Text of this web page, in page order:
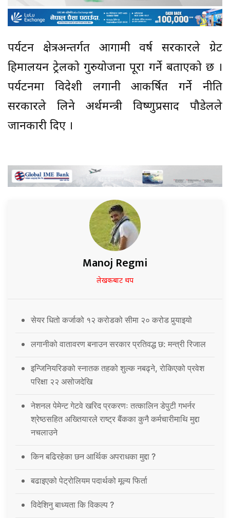
पर्यटन क्षेत्रअन्तर्गत आगामी वर्ष सरकारले ग्रेट
हिमालयन ट्रेलको गुरुयोजना पूरा गर्ने बताएको छ ।
पर्यटनमा विदेशी लगानी आकर्षित गर्ने नीति
सरकारले लिने अर्थमन्त्री विष्णुप्रसाद पौडेलले
जानकारी दिए ।
Manoj Regmi
लेखकबाट थप
सेयर धितो कर्जाको १२ करोडको सीमा २० करोड पुर्‍याइयो
लगानीको वातावरण बनाउन सरकार प्रतिवद्ध छ: मन्त्री रिजाल
इन्जिनियरिङको स्नातक तहको शुल्क नबढ्ने, रोकिएको प्रवेश
परिक्षा २२ असोजदेखि
नेशनल पेमेन्ट गेटवे खरिद प्रकरणः तत्कालिन डेपुटी गभर्नर
श्रेष्ठसहित अख्तियारले राष्ट्र बैंकका कुनै कर्मचारीमाथि मुद्दा
नचलाउने
किन बढिरहेका छन आर्थिक अपराधका मुद्दा ?
बढाइएको पेट्रोलियम पदार्थको मूल्य फिर्ता
विदेशिनु बाध्यता कि विकल्प ?